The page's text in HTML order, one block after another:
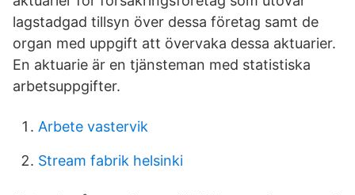
lagstadgad tillsyn över dessa företag samt de
organ med uppgift att övervaka dessa aktuarier.
En aktuarie är en tjänsteman med statistiska
arbetsuppgifter.
Arbete vastervik
Stream fabrik helsinki